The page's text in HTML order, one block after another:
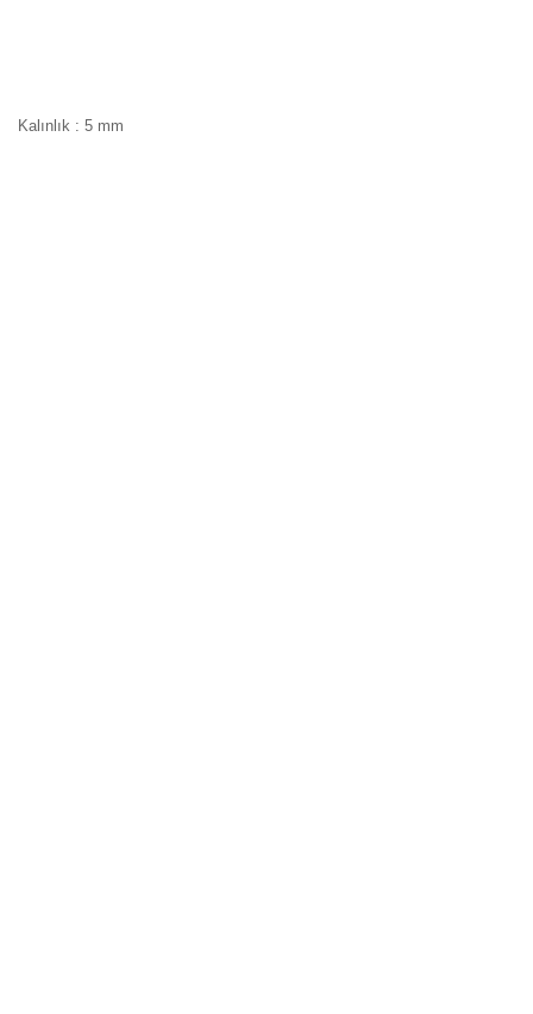
Kalınlık : 5 mm